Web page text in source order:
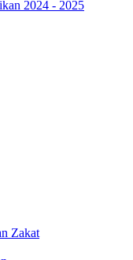
2024 - 2025
Zakat